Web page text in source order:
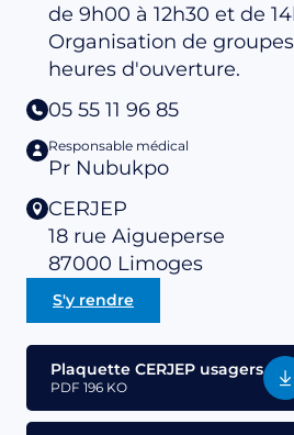
de 9h00 à 12h30 et de
Organisation de
heures d'ouverture.
05 55 11 96 85
Responsable médical
Pr Nubukpo
CERJEP
18 rue Aigueperse
87000 Limoges
S'y rendre
Plaquette CERJEP usagers
PDF 196 KO